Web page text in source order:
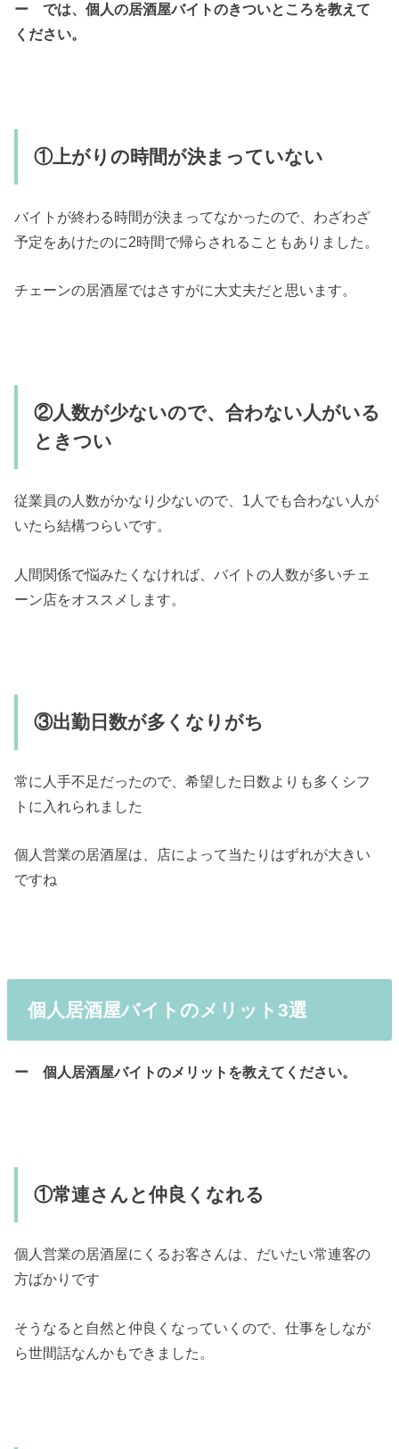
ー では、個人の居酒屋バイトのきついところを教えて
ください。
①上がりの時間が決まっていない
バイトが終わる時間が決まってなかったので、わざわざ
予定をあけたのに2時間で帰らされることもありました。
チェーンの居酒屋ではさすがに大丈夫だと思います。
②人数が少ないので、合わない人がいる
ときつい
従業員の人数がかなり少ないので、1人でも合わない人が
いたら結構つらいです。
人間関係で悩みたくなければ、バイトの人数が多いチェ
ーン店をオススメします。
③出勤日数が多くなりがち
常に人手不足だったので、希望した日数よりも多くシフ
トに入れられました
個人営業の居酒屋は、店によって当たりはずれが大きい
ですね
個人居酒屋バイトのメリット3選
ー 個人居酒屋バイトのメリットを教えてください。
①常連さんと仲良くなれる
個人営業の居酒屋にくるお客さんは、だいたい常連客の
方ばかりです
そうなると自然と仲良くなっていくので、仕事をしなが
ら世間話なんかもできました。